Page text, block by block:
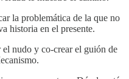
la problemática de la que no
historia en el presente.
el nudo y co-crear el guión de